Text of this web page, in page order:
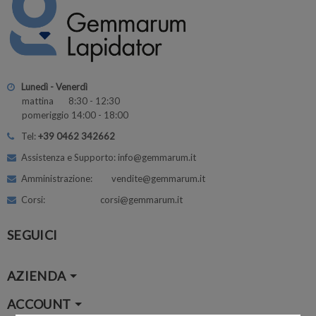
Lunedì - Venerdì
mattina 8:30 - 12:30
pomeriggio 14:00 - 18:00
Tel:+39 0462 342662
Assistenza e Supporto: info@gemmarum.it
Amministrazione: vendite@gemmarum.it
Corsi: corsi@gemmarum.it
SEGUICI
AZIENDA
ACCOUNT